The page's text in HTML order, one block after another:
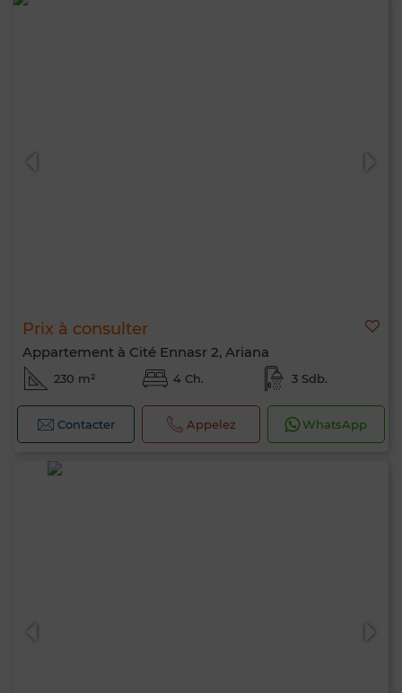
Prix à consulter
Appartement à Cité Ennasr 2, Ariana
230 m² 4 Ch. 3 Sdb.
Contacter Appelez WhatsApp